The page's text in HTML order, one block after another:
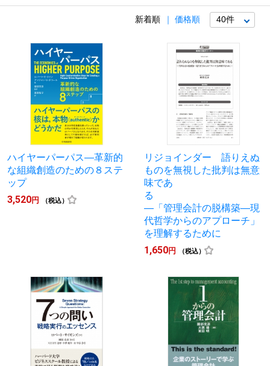
新着順 価格順
ハイヤーパーパス―革新的
な組織創造のための８ステ
ップ
3,520円 （税込）
リジョインダー 語りえぬ
ものを無視した批判は無意
味であ
る
―「管理会計の脱構築―現
代哲学からのアプローチ」
を理解するために
1,650円 （税込）